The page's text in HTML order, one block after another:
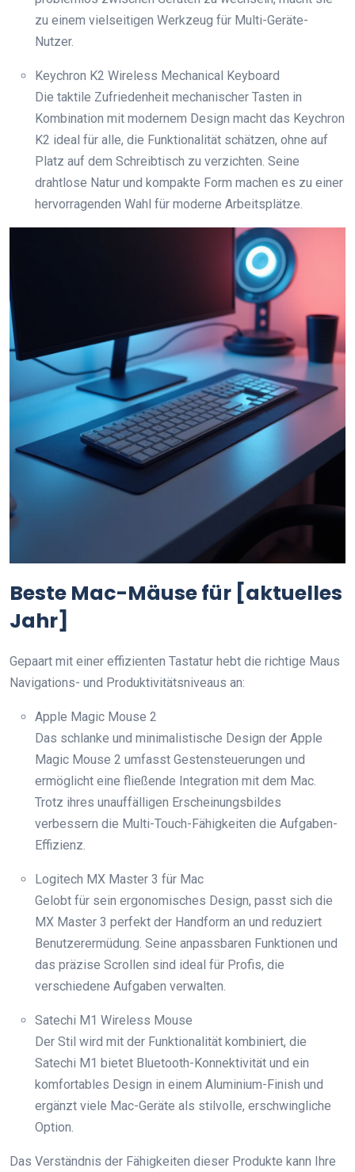
zu einem vielseitigen Werkzeug für Multi-Geräte-
Nutzer.
Keychron K2 Wireless Mechanical Keyboard
Die taktile Zufriedenheit mechanischer Tasten in
Kombination mit modernem Design macht das Keychron
K2 ideal für alle, die Funktionalität schätzen, ohne auf
Platz auf dem Schreibtisch zu verzichten. Seine
drahtlose Natur und kompakte Form machen es zu einer
hervorragenden Wahl für moderne Arbeitsplätze.
Beste Mac-Mäuse für [aktuelles
Jahr]
Gepaart mit einer effizienten Tastatur hebt die richtige Maus
Navigations- und Produktivitätsniveaus an:
Apple Magic Mouse 2
Das schlanke und minimalistische Design der Apple
Magic Mouse 2 umfasst Gestensteuerungen und
ermöglicht eine fließende Integration mit dem Mac.
Trotz ihres unauffälligen Erscheinungsbildes
verbessern die Multi-Touch-Fähigkeiten die Aufgaben-
Effizienz.
Logitech MX Master 3 für Mac
Gelobt für sein ergonomisches Design, passt sich die
MX Master 3 perfekt der Handform an und reduziert
Benutzerermüdung. Seine anpassbaren Funktionen und
das präzise Scrollen sind ideal für Profis, die
verschiedene Aufgaben verwalten.
Satechi M1 Wireless Mouse
Der Stil wird mit der Funktionalität kombiniert, die
Satechi M1 bietet Bluetooth-Konnektivität und ein
komfortables Design in einem Aluminium-Finish und
ergänzt viele Mac-Geräte als stilvolle, erschwingliche
Option.
Das Verständnis der Fähigkeiten dieser Produkte kann Ihre